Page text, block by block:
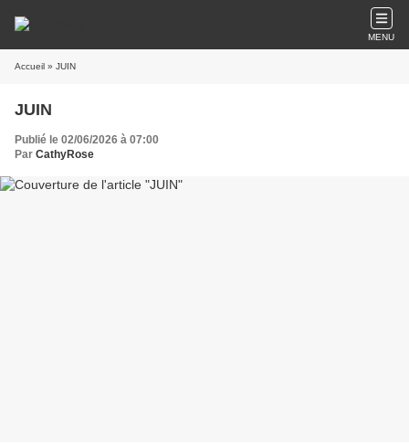
MENU
Accueil » JUIN
JUIN
Publié le 02/06/2026 à 07:00
Par CathyRose